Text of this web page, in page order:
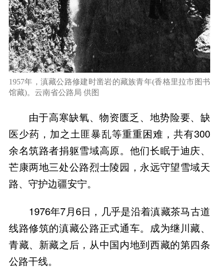
1957年，滇藏公路修建时凿岩的藏族青年(香格里拉市图书
馆藏)。云南省公路局 供图
由于高寒缺氧、物资匮乏、地势险要、缺
医少药，加之土匪暴乱等重重困难，共有300
余名筑路者捐躯雪域高原。他们长眠于迪庆、
芒康两地三处公路烈士陵园，永远守望雪域天
路、守护边疆安宁。
1976年7月6日，几乎是沿着滇藏茶马古道
线路修筑的滇藏公路正式通车。成为继川藏、
青藏、新藏之后，从中国内地到西藏的第四条
公路干线。